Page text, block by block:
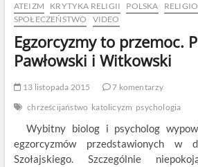
ATEIZM KRYTYKA RELIGII POLSKA
SPOŁECZEŃSTWO
VIDEO
Egzorcyzmy to przemoc.
Pawłowski i Witkowski
13 listopada 2015
7 komentarzy
chrześcijaństwo katolicyzm psychologia
Wybitny biolog i psycholog
egzorcyzmów przedstawionych w
Szołajskiego. Szczególnie